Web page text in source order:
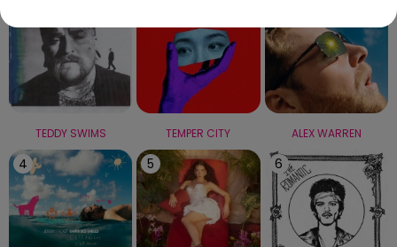
TEDDY SWIMS TEMPER CITY ALEX WARREN
4 5 6